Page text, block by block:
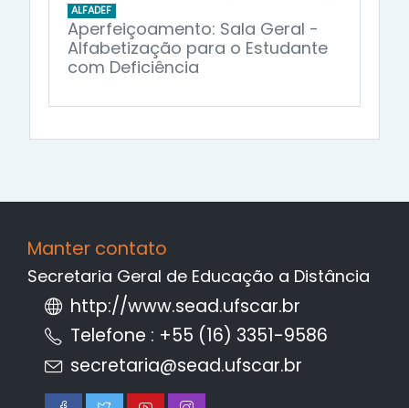
ALFADEF
Aperfeiçoamento: Sala Geral -
Alfabetização para o Estudante
com Deficiência
Manter contato
Secretaria Geral de Educação a Distância
http://www.sead.ufscar.br
Telefone : +55 (16) 3351-9586
secretaria@sead.ufscar.br